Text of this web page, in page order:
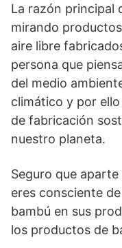
La razón principal
mirando
aire libre
persona que
del medio
climático y por
de fabricación
nuestro planeta.
Seguro que
eres consciente
bambú en sus
los productos de